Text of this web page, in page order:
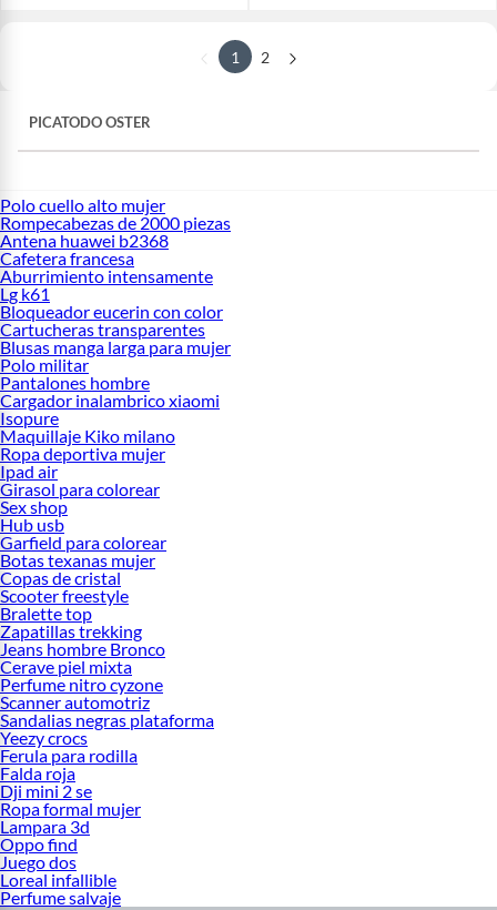
1 2
PICATODO OSTER
Polo cuello alto mujer
Rompecabezas de 2000 piezas
Antena huawei b2368
Cafetera francesa
Aburrimiento intensamente
Lg k61
Bloqueador eucerin con color
Cartucheras transparentes
Blusas manga larga para mujer
Polo militar
Pantalones hombre
Cargador inalambrico xiaomi
Isopure
Maquillaje Kiko milano
Ropa deportiva mujer
Ipad air
Girasol para colorear
Sex shop
Hub usb
Garfield para colorear
Botas texanas mujer
Copas de cristal
Scooter freestyle
Bralette top
Zapatillas trekking
Jeans hombre Bronco
Cerave piel mixta
Perfume nitro cyzone
Scanner automotriz
Sandalias negras plataforma
Yeezy crocs
Ferula para rodilla
Falda roja
Dji mini 2 se
Ropa formal mujer
Lampara 3d
Oppo find
Juego dos
Loreal infallible
Perfume salvaje